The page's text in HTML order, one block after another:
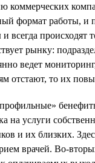
коммерческих
формат работы, и
всегда происходят
рынку:
ведет
отстают, то их
на услуги
и их близких.
врачей. Во-